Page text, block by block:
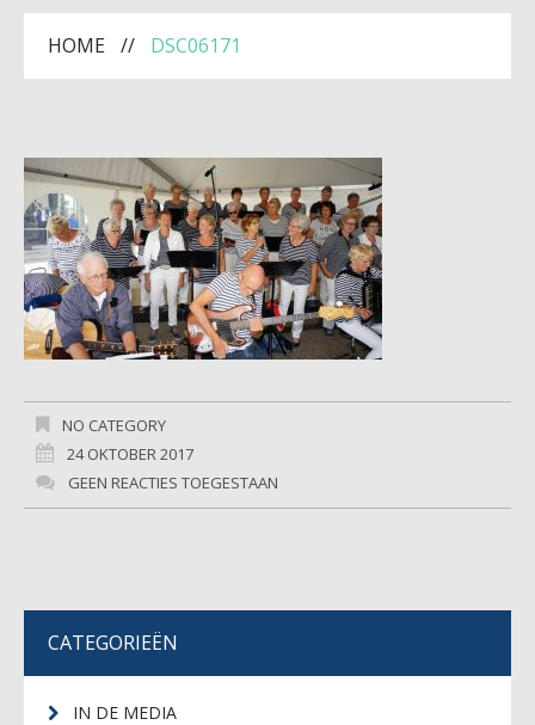
HOME DSC06171
NO CATEGORY
24 OKTOBER 2017
GEEN REACTIES TOEGESTAAN
CATEGORIEËN
IN DE MEDIA